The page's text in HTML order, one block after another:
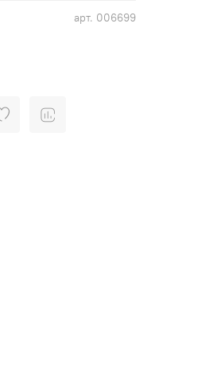
арт. 006699